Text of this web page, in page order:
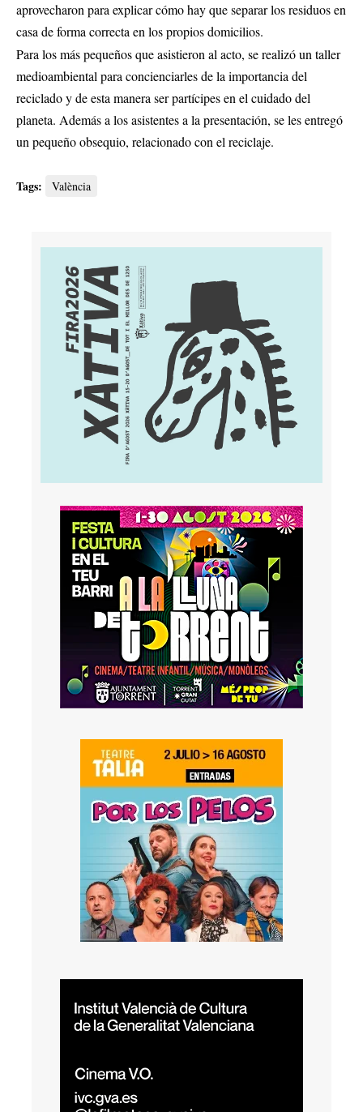
aprovecharon para explicar cómo hay que separar los residuos en
casa de forma correcta en los propios domicilios.
Para los más pequeños que asistieron al acto, se realizó un taller
medioambiental para concienciarles de la importancia del
reciclado y de esta manera ser partícipes en el cuidado del
planeta. Además a los asistentes a la presentación, se les entregó
un pequeño obsequio, relacionado con el reciclaje.
Tags: València